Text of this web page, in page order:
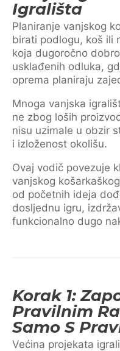
Igrališta
Planiranje vanjskog
birati podlogu, koš ili
koja dugoročno
usklađenih odluka,
oprema planiraju
Mnoga vanjska
ne zbog loših
nisu uzimale u obzir
i izloženost okolišu.
Ovaj vodič povezuje
vanjskog
od početnih ideja
dosljednu igru,
funkcionalno dugo
Korak 1:
Pravilnim
Samo S
Većina projekata